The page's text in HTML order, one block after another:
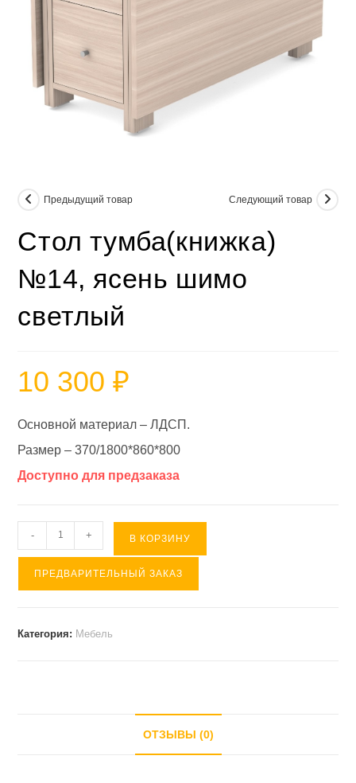
Предыдущий товар Следующий товар
Стол тумба(книжка)
№14, ясень шимо
светлый
10 300₽
Основной материал – ЛДСП.
Размер – 370/1800*860*800
Доступно для предзаказа
Количество
товара
Стол
- + В КОРЗИНУ
ПРЕДВАРИТЕЛЬНЫЙ ЗАКАЗ
Категория: Мебель
ОТЗЫВЫ (0)